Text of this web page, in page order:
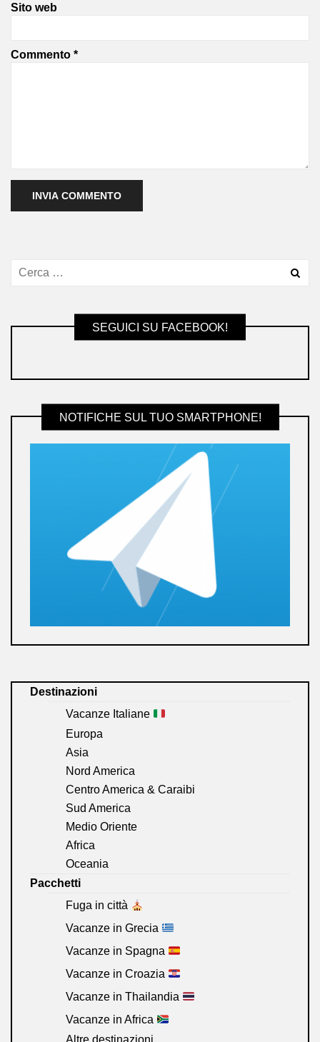
Sito web
Commento *
SEGUICI SU FACEBOOK!
NOTIFICHE SUL TUO SMARTPHONE!
Destinazioni
Vacanze Italiane
Europa
Asia
Nord America
Centro America & Caraibi
Sud America
Medio Oriente
Africa
Oceania
Pacchetti
Fuga in città
Vacanze in Grecia
Vacanze in Spagna
Vacanze in Croazia
Vacanze in Thailandia
Vacanze in Africa
Altre destinazioni